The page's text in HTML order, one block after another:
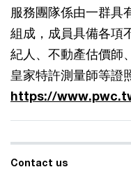
服務團隊係由一群具
組成，成員具備各項
紀人、不動產估價師
皇家特許測量師等證
https://
Contact us